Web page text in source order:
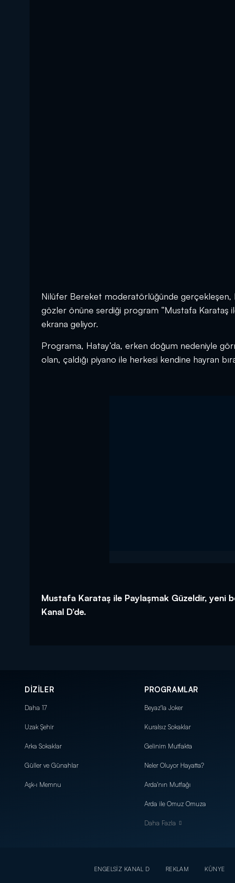
Nilüfer Bereket moderatörlüğünde gerçekleşen,
gözler önüne serdiği program “Mustafa Karataş
ekrana geliyor.
Programa, Hatay’da, erken doğum nedeniyle
olan, çaldığı piyano ile herkesi kendine hayran
Mustafa Karataş ile Paylaşmak Güzeldir, yeni
Kanal D’de.
DİZİLER
Daha 17
Uzak Şehir
Arka Sokaklar
Güller ve Günahlar
Aşk-ı Memnu
PROGRAMLAR
Beyaz'la Joker
Kuralsız Sokaklar
Gelinim Mutfakta
Neler Oluyor Hayatta?
Arda'nın Mutfağı
Arda ile Omuz Omuza
Daha Fazla
ENGELSİZ KANAL D REKLAM KÜNYE